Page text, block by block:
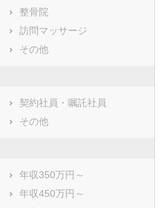
安八郡輪之内町
揖斐郡揖斐川町
揖斐郡池田町
加茂郡八百津町
加茂郡東白川村
整骨院
訪問マッサージ
その他
契約社員・嘱託社員
その他
年収350万円～
年収450万円～